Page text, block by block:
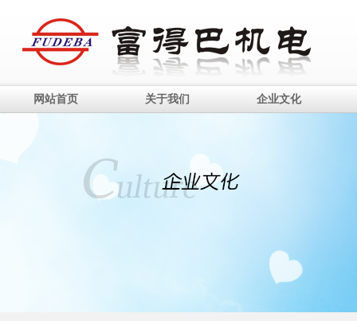
网站首页 关于我们 企业文化